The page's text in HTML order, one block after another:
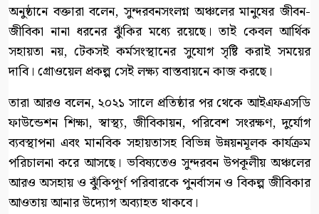
অনুষ্ঠানে বক্তারা বলেন, সুন্দরবনসংলগ্ন অঞ্চলের মানুষের জীবন-
জীবিকা নানা ধরনের ঝুঁকির মধ্যে রয়েছে। তাই কেবল আর্থিক
সহায়তা নয়, টেকসই কর্মসংস্থানের সুযোগ সৃষ্টি করাই সময়ের
দাবি। গ্রোওয়েল প্রকল্প সেই লক্ষ্য বাস্তবায়নে কাজ করছে।
তারা আরও বলেন, ২০২১ সালে প্রতিষ্ঠার পর থেকে আইএফএসডি
ফাউন্ডেশন শিক্ষা, স্বাস্থ্য, জীবিকায়ন, পরিবেশ সংরক্ষণ, দুর্যোগ
ব্যবস্থাপনা এবং মানবিক সহায়তাসহ বিভিন্ন উন্নয়নমূলক কার্যক্রম
পরিচালনা করে আসছে। ভবিষ্যতেও সুন্দরবন উপকূলীয় অঞ্চলের
আরও অসহায় ও ঝুঁকিপূর্ণ পরিবারকে পুনর্বাসন ও বিকল্প জীবিকার
আওতায় আনার উদ্যোগ অব্যাহত থাকবে।